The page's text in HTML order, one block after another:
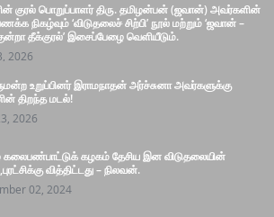
குரல் பொறுப்பாளர் திரு. தமிழன்பன் (ஜவான்) அவர்களின்
நிகழ்வும் ‘விடுதலைச் சிற்பி’ நூல் மற்றும் ‘ஜவான் –
தீக்குரல்’ இசைப்பேழை வெளியீடும்.
2026
உறுப்பினர் இராமநாதன் அர்ச்சுனா அவர்களுக்கு
திறந்த மடல்!
2026
கலைபண்பாட்டுக் கழகம் தேசிய இன விடுதலையின்
வித்திட்டது – நிலவன்.
02, 2024